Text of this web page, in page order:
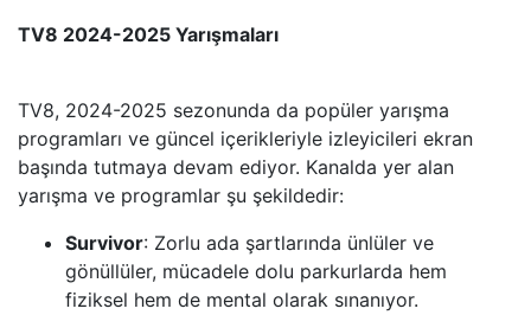
TV8 2024-2025 Yarışmaları
TV8, 2024-2025 sezonunda da popüler yarışma
programları ve güncel içerikleriyle izleyicileri ekran
başında tutmaya devam ediyor. Kanalda yer alan
yarışma ve programlar şu şekildedir:
Survivor: Zorlu ada şartlarında ünlüler ve
gönüllüler, mücadele dolu parkurlarda hem
fiziksel hem de mental olarak sınanıyor.